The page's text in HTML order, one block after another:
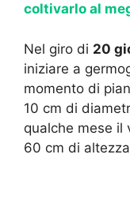
coltivarlo al
Nel giro di 20
iniziare a
momento di
10 cm di
qualche mese il
60 cm di